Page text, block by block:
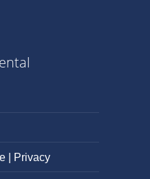
| Privacy